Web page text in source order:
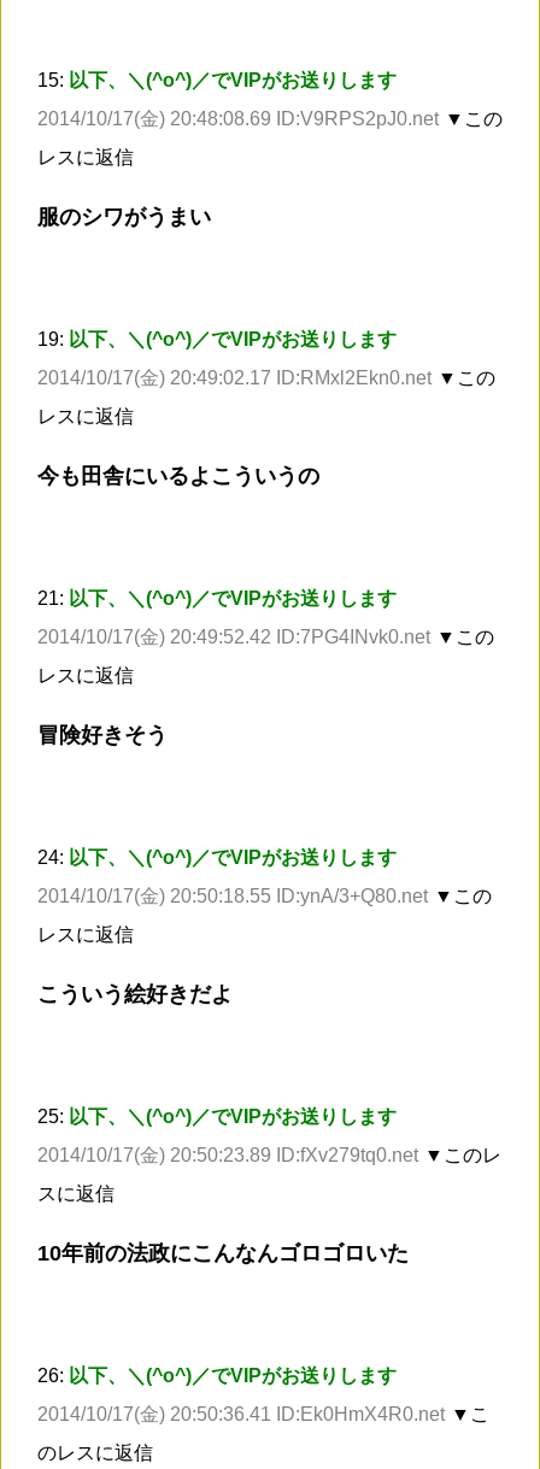
15: 以下、＼(^o^)／でVIPがお送りします
2014/10/17(金) 20:48:08.69 ID:V9RPS2pJ0.net ▼この
レスに返信
服のシワがうまい
19: 以下、＼(^o^)／でVIPがお送りします
2014/10/17(金) 20:49:02.17 ID:RMxl2Ekn0.net ▼この
レスに返信
今も田舎にいるよこういうの
21: 以下、＼(^o^)／でVIPがお送りします
2014/10/17(金) 20:49:52.42 ID:7PG4INvk0.net ▼この
レスに返信
冒険好きそう
24: 以下、＼(^o^)／でVIPがお送りします
2014/10/17(金) 20:50:18.55 ID:ynA/3+Q80.net ▼この
レスに返信
こういう絵好きだよ
25: 以下、＼(^o^)／でVIPがお送りします
2014/10/17(金) 20:50:23.89 ID:fXv279tq0.net ▼このレ
スに返信
10年前の法政にこんなんゴロゴロいた
26: 以下、＼(^o^)／でVIPがお送りします
2014/10/17(金) 20:50:36.41 ID:Ek0HmX4R0.net ▼こ
のレスに返信